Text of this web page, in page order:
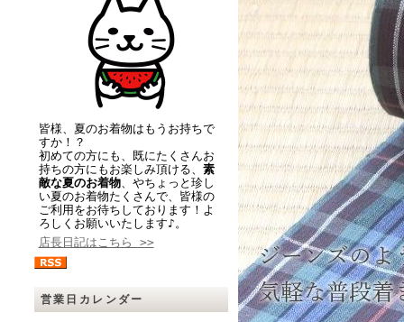
皆様、夏のお着物はもうお持ちで
すか！？
初めての方にも、既にたくさんお
持ちの方にもお楽しみ頂ける、 素
敵な夏のお着物、やちょっと珍し
い夏のお着物たくさんで、皆様の
ご利用をお待ちしております！よ
ろしくお願いいたします♪。
店長日記はこちら >>
営業日カレンダー